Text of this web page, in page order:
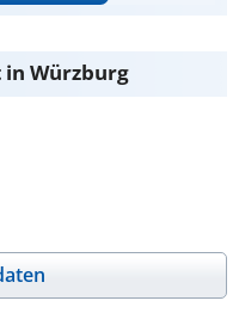
Würzburg